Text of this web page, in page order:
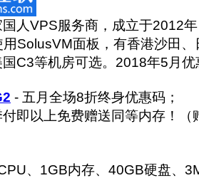
国人VPS服务商，成立于2012
SolusVM面板，有香港沙田
C3等机房可选。2018年5月
- 五月全场8折终身优惠码；
付即以上免费赠送同等内存！（
、1GB内存、40GB硬盘、